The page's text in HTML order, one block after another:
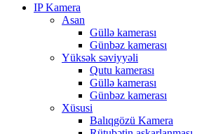
IP Kamera
Asan
Güllə kamerası
Günbəz kamerası
Yüksək səviyyəli
Qutu kamerası
Güllə kamerası
Günbəz kamerası
Xüsusi
Balıqgözü Kamera